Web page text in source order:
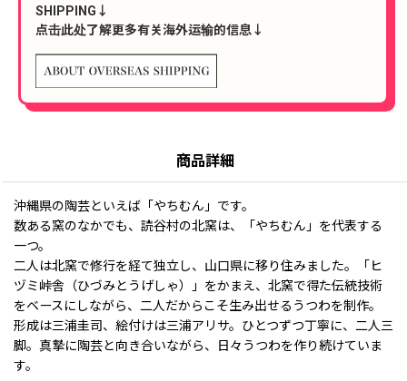
SHIPPING↓
点击此处了解更多有关海外运输的信息↓
商品詳細
沖縄県の陶芸といえば「やちむん」です。
数ある窯のなかでも、読谷村の北窯は、「やちむん」を代表する
一つ。
二人は北窯で修行を経て独立し、山口県に移り住みました。「ヒ
ヅミ峠舎（ひづみとうげしゃ）」をかまえ、北窯で得た伝統技術
をベースにしながら、二人だからこそ生み出せるうつわを制作。
形成は三浦圭司、絵付けは三浦アリサ。ひとつずつ丁寧に、二人三
脚。真摯に陶芸と向き合いながら、日々うつわを作り続けていま
す。